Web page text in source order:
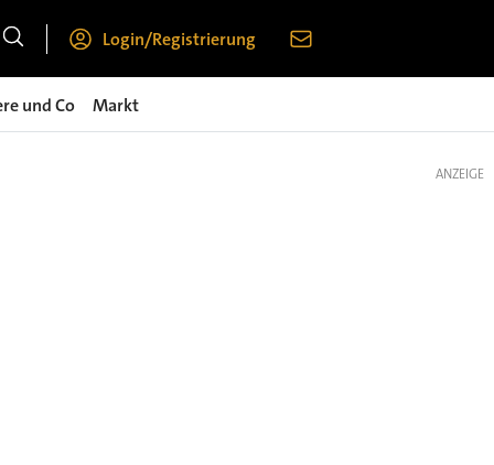
Login/Registrierung
und Co Markt
ANZEIGE